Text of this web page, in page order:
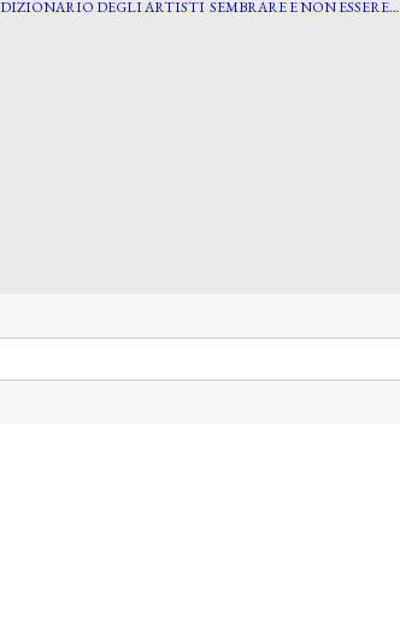
DIZIONARIO DEGLI ARTISTI SEMBRARE E NON ESSERE…